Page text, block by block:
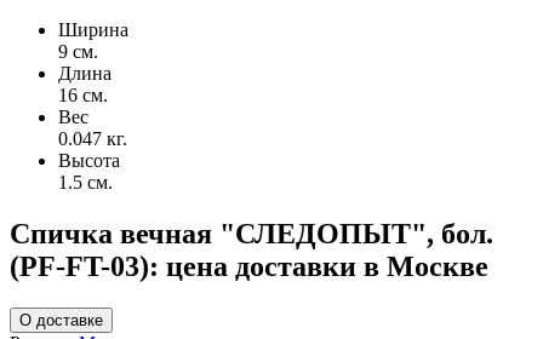
Ширина
9 см.
Длина
16 см.
Вес
0.047 кг.
Высота
1.5 см.
Спичка вечная "СЛЕДОПЫТ", бол.
(PF-FT-03): цена доставки в Москве
О доставке